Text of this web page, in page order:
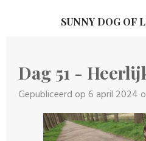
hoofdinhoud
SUNNY DOG OF
Dag 51 -
Gepubliceerd op 6 april 2024